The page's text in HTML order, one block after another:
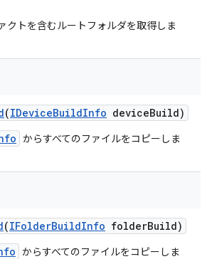
クトを含むルートフォルダを取得しま
(IDeviceBuildInfo deviceBuild)
からすべてのファイルをコピーしま
(IFolderBuildInfo folderBuild)
からすべてのファイルをコピーしま